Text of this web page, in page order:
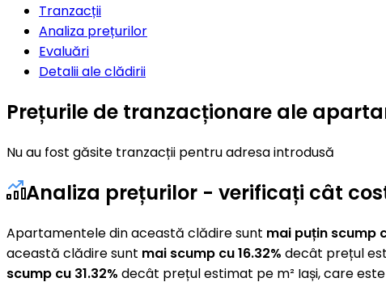
Tranzacții
Analiza prețurilor
Evaluări
Detalii ale clădirii
Prețurile de tranzacționare ale
Nu au fost găsite tranzacții pentru adresa introdusă
Analiza prețurilor - verificați cât
Apartamentele din această clădire sunt mai puțin scump
această clădire sunt mai scump cu 16.32% decât prețul
scump cu 31.32% decât prețul estimat pe m² Iași, care